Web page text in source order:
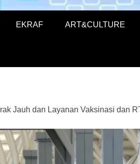
EKRAF ART&CULTURE
Jauh dan Layanan Vaksinasi dan